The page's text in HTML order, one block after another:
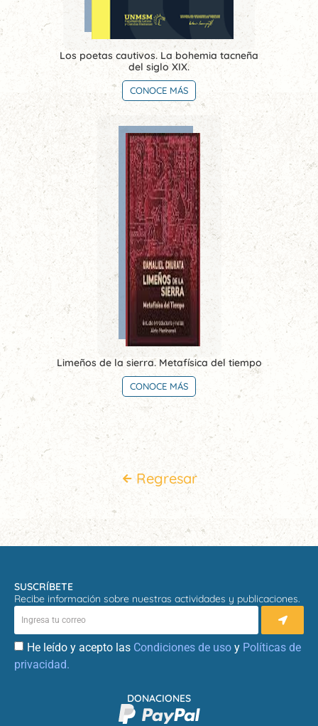
Los poetas cautivos. La bohemia tacneña
del siglo XIX.
CONOCE MÁS
Limeños de la sierra. Metafísica del tiempo
CONOCE MÁS
Regresar
SUSCRÍBETE
Recibe información sobre nuestras actividades y publicaciones.
He leído y acepto las Condiciones de uso y Políticas de
privacidad.
DONACIONES